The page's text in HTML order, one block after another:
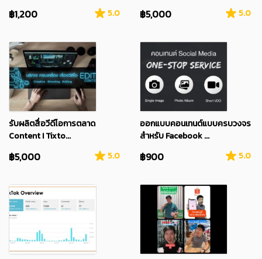
฿1,200 5.0 ฿5,000 5.0
รับผลิตสื่อวีดีโอการตลาด
Content I Tixto...
฿5,000 5.0
ออกแบบคอนเทนต์แบบครบวงจร
สำหรับ Facebook ...
฿900 5.0